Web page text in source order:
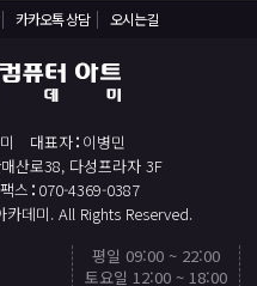
카카오톡 상담 오시는길
대표자 이병민
산로38, 다성프라자 3F
팩스 070-4369-0387
데미. All Rights Reserved.
평일 09:00 ~ 22:00
토요일 12:00 ~ 18:00
TOP
펙트)